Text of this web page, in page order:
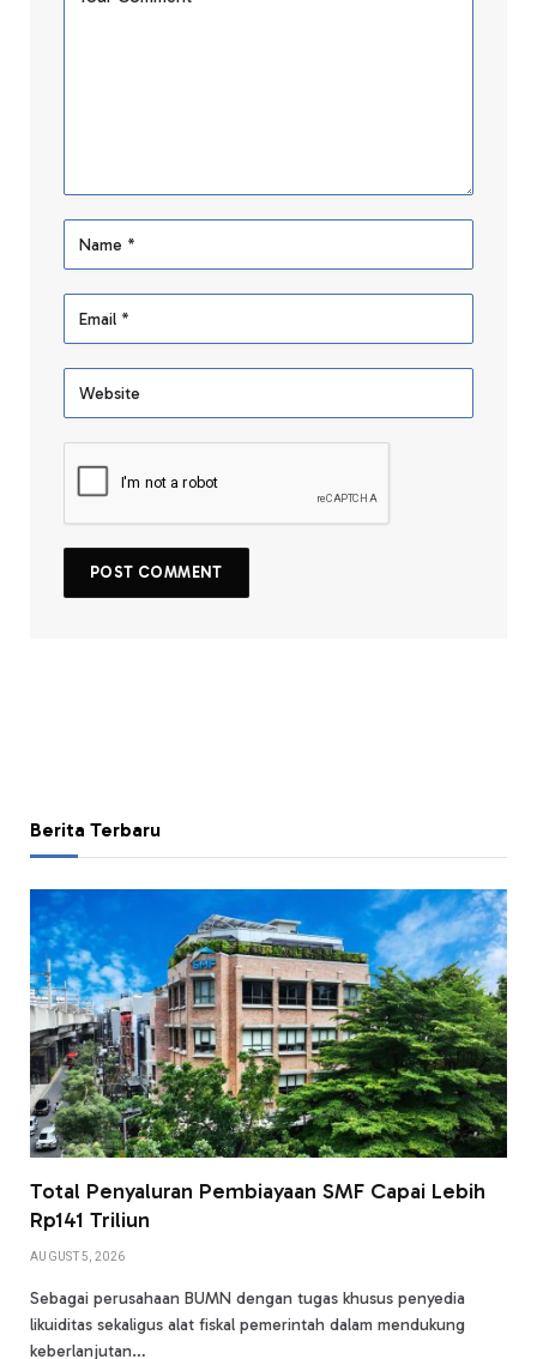
Berita Terbaru
Total Penyaluran Pembiayaan SMF Capai Lebih
Rp141 Triliun
AUGUST 5, 2026
Sebagai perusahaan BUMN dengan tugas khusus penyedia
likuiditas sekaligus alat fiskal pemerintah dalam mendukung
keberlanjutan…